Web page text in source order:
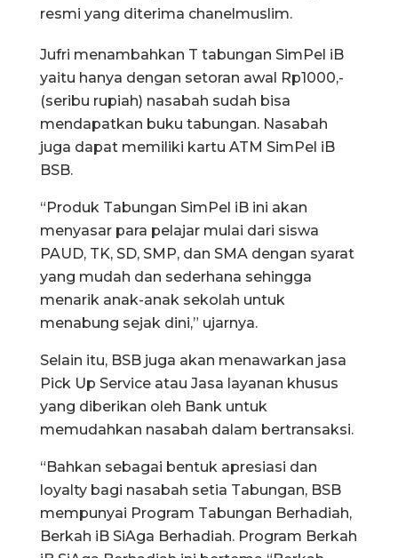
resmi yang diterima chanelmuslim.
Jufri menambahkan T tabungan SimPel iB
yaitu hanya dengan setoran awal Rp1000,-
(seribu rupiah) nasabah sudah bisa
mendapatkan buku tabungan. Nasabah
juga dapat memiliki kartu ATM SimPel iB
BSB.
“Produk Tabungan SimPel iB ini akan
menyasar para pelajar mulai dari siswa
PAUD, TK, SD, SMP, dan SMA dengan syarat
yang mudah dan sederhana sehingga
menarik anak-anak sekolah untuk
menabung sejak dini,” ujarnya.
Selain itu, BSB juga akan menawarkan jasa
Pick Up Service atau Jasa layanan khusus
yang diberikan oleh Bank untuk
memudahkan nasabah dalam bertransaksi.
“Bahkan sebagai bentuk apresiasi dan
loyalty bagi nasabah setia Tabungan, BSB
mempunyai Program Tabungan Berhadiah,
Berkah iB SiAga Berhadiah. Program Berkah